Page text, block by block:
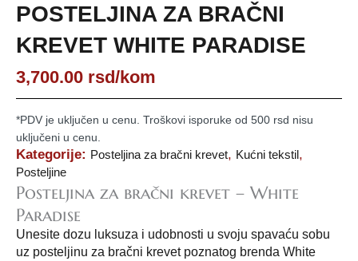
POSTELJINA ZA BRAČNI
KREVET WHITE PARADISE
3,700.00 rsd/kom
*PDV je uključen u cenu. Troškovi isporuke od 500 rsd nisu
uključeni u cenu.
Kategorije: Posteljina za bračni krevet, Kućni tekstil,
Posteljine
Posteljina za bračni krevet – White
Paradise
Unesite dozu luksuza i udobnosti u svoju spavaću sobu
uz posteljinu za bračni krevet poznatog brenda White